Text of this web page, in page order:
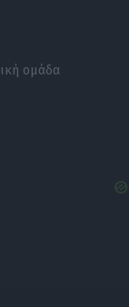
ομάδα